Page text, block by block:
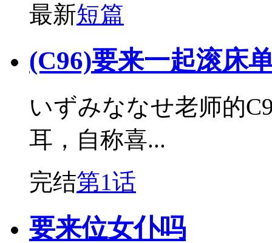
最新短篇
(C96)要来一起滚床
いずみななせ老师的
耳，自称喜...
完结第1话
要来位女仆吗